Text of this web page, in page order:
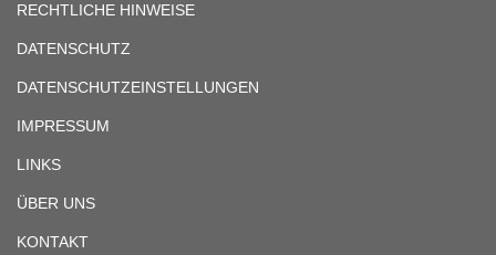
RECHTLICHE HINWEISE
DATENSCHUTZ
DATENSCHUTZEINSTELLUNGEN
IMPRESSUM
LINKS
ÜBER UNS
KONTAKT